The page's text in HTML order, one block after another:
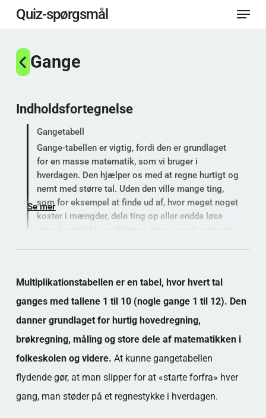
Spring
hovedindhold
Quiz-spørgsmål Menu
Gange
Multiplikationstabellen er en tabel, hvor hvert tal
ganges med tallene 1 til 10 (nogle gange 1 til 12). Den
danner grundlaget for hurtig hovedregning,
brøkregning, måling og store dele af matematikken i
folkeskolen og videre. At kunne gangetabellen
flydende gør, at man slipper for at «starte forfra» hver
gang, man støder på et regnestykke i hverdagen.
Indholdsfortegnelse
Gangetabell
Gange-tabellen er vigtig, fordi den er grundlaget
for en masse matematik, som vi bruger i
hverdagen. Den hjælper os med at regne hurtigt og
nemt med større tal. Uden den ville mange ting,
som for eksempel at finde ud af, hvor meget noget
koster i mængder, dele ting op eller endda løse
mere komplekse problemer, være meget sværere.
Barn lærer gangetabellen i skolen, typisk i de
første klasser, hvor de bliver introduceret til
multiplikation.
Ofte stillede spørgsmål om multiplikationstabellen
3. klasse (ca. 8-9 år gamle).
100
Hva er den vanskeligste gangen?
Se mer